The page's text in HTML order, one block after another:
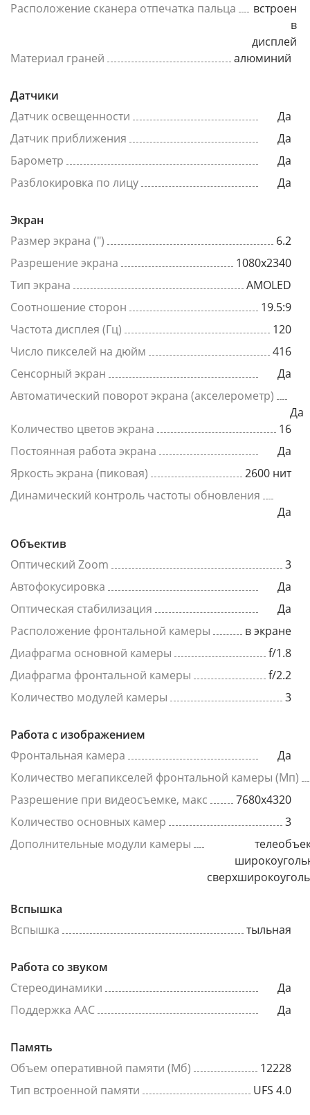
Расположение сканера отпечатка пальца
встроен
в
дисплей
Материал граней
алюминий
Датчики
Датчик освещенности
Да
Датчик приближения
Да
Барометр
Да
Разблокировка по лицу
Да
Экран
Размер экрана (")
6.2
Разрешение экрана
1080x2340
Тип экрана
AMOLED
Соотношение сторон
19.5:9
Частота дисплея (Гц)
120
Число пикселей на дюйм
416
Сенсорный экран
Да
Автоматический поворот экрана (акселерометр)
Да
Количество цветов экрана
16
Постоянная работа экрана
Да
Яркость экрана (пиковая)
2600 нит
Динамический контроль частоты обновления
Да
Объектив
Оптический Zoom
3
Автофокусировка
Да
Оптическая стабилизация
Да
Расположение фронтальной камеры
в экране
Диафрагма основной камеры
f/1.8
Диафрагма фронтальной камеры
f/2.2
Количество модулей камеры
3
Работа с изображением
Фронтальная камера
Да
Количество мегапикселей фронтальной камеры (Мп)
Разрешение при видеосъемке, макс
7680x4320
Количество основных камер
3
Дополнительные модули камеры
Вспышка
Вспышка
тыльная
Работа со звуком
Стереодинамики
Да
Поддержка AAC
Да
Память
Объем оперативной памяти (Мб)
12228
Тип встроенной памяти
UFS 4.0